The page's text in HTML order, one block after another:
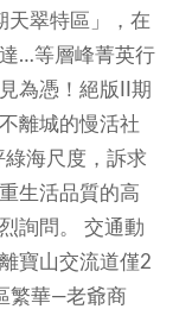
天翠特區」，在
…等層峰菁英行
為憑！絕版II期
離城的慢活社
海尺度，訴求
生活品質的高
詢問。 交通動
寶山交流道僅2
繁華—老爺商